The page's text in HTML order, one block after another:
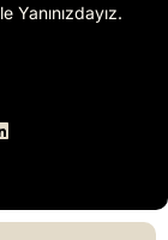
Yanınızdayız.